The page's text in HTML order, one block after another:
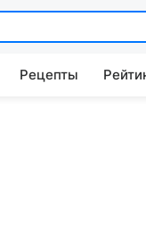
Рецепты